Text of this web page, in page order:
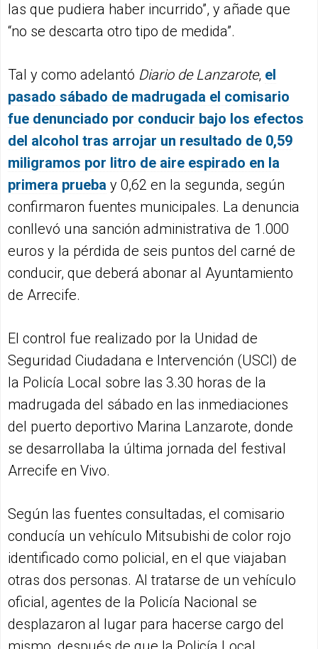
las que pudiera haber incurrido”, y añade que
“no se descarta otro tipo de medida”.
Tal y como adelantó Diario de Lanzarote, el
pasado sábado de madrugada el comisario
fue denunciado por conducir bajo los efectos
del alcohol tras arrojar un resultado de 0,59
miligramos por litro de aire espirado en la
primera prueba y 0,62 en la segunda, según
confirmaron fuentes municipales. La denuncia
conllevó una sanción administrativa de 1.000
euros y la pérdida de seis puntos del carné de
conducir, que deberá abonar al Ayuntamiento
de Arrecife.
El control fue realizado por la Unidad de
Seguridad Ciudadana e Intervención (USCI) de
la Policía Local sobre las 3.30 horas de la
madrugada del sábado en las inmediaciones
del puerto deportivo Marina Lanzarote, donde
se desarrollaba la última jornada del festival
Arrecife en Vivo.
Según las fuentes consultadas, el comisario
conducía un vehículo Mitsubishi de color rojo
identificado como policial, en el que viajaban
otras dos personas. Al tratarse de un vehículo
oficial, agentes de la Policía Nacional se
desplazaron al lugar para hacerse cargo del